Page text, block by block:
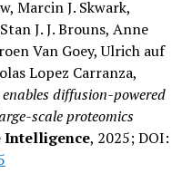
Marcin J. Skwark,
J. J. Brouns, Anne
Van Goey, Ulrich auf
Lopez Carranza,
diffusion-powered
scale proteomics
Intelligence, 2025; DOI: